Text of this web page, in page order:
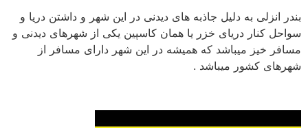
بندر انزلی به دلیل جاذبه های دیدنی در این شهر و داشتن دریا و
سواحل کنار دریای خزر یا همان کاسپین یکی از شهرهای دیدنی و
مسافر خیز میباشد که همیشه در این شهر دارای مسافر از
شهرهای کشور میباشد .